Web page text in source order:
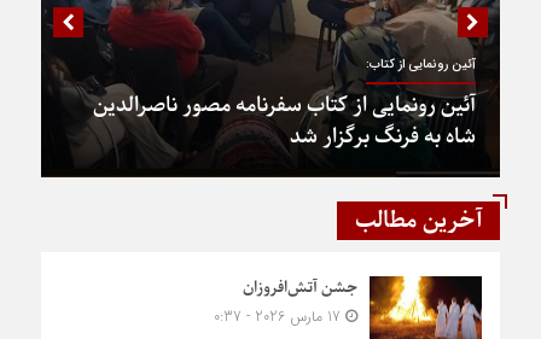
آئین رونمایی از کتاب:
آئین رونمایی از کتاب سفرنامه مصور ناصرالدین
شاه به فرنگ برگزار شد
آخرین مطالب
جشن آتش‌افروزان